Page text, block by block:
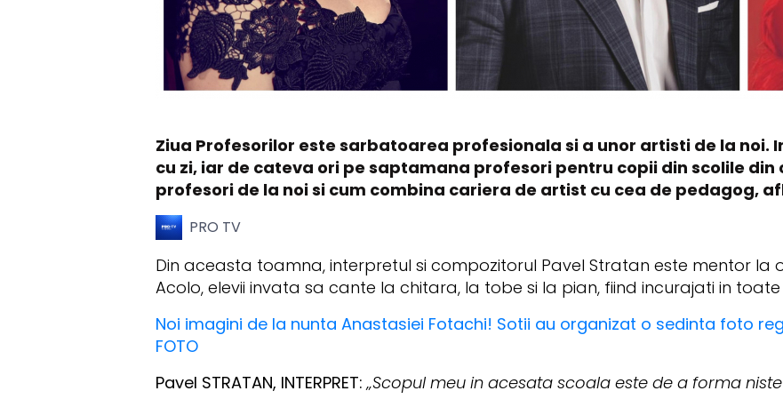
Ziua Profesorilor este sarbatoarea profesionala si a unor artisti de la noi.
cu zi, iar de cateva ori pe saptamana profesori pentru copii din scolile
profesori de la noi si cum combina cariera de artist cu cea de pedagog,
PRO TV
Din aceasta toamna, interpretul si compozitorul Pavel Stratan este mentor
Acolo, elevii invata sa cante la chitara, la tobe si la pian, fiind incurajati in
Noi imagini de la nunta Anastasiei Fotachi! Sotii au organizat o sedinta foto
FOTO
Pavel STRATAN, INTERPRET:„Scopul meu in acesata scoala este de a forma